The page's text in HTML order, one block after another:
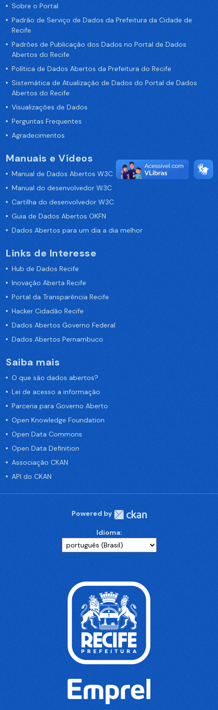
Sobre o Portal
Padrão de Serviço de Dados da Prefeitura da Cidade de
Recife
Padrões de Publicação dos Dados no Portal de Dados
Abertos do Recife
Política de Dados Abertos da Prefeitura do Recife
Sistemática de Atualização de Dados do Portal de Dados
Abertos do Recife
Visualizações de Dados
Perguntas Frequentes
Agradecimentos
Manuais e Vídeos
Manual de Dados Abertos W3C
Manual do desenvolvedor W3C
Cartilha do desenvolvedor W3C
Guia de Dados Abertos OKFN
Dados Abertos para um dia a dia melhor
Links de Interesse
Hub de Dados Recife
Inovação Aberta Recife
Portal da Transparência Recife
Hacker Cidadão Recife
Dados Abertos Governo Federal
Dados Abertos Pernambuco
Saiba mais
O que são dados abertos?
Lei de acesso a informação
Parceria para Governo Aberto
Open Knowledge Foundation
Open Data Commons
Open Data Definition
Associação CKAN
API do CKAN
Powered by
Idioma